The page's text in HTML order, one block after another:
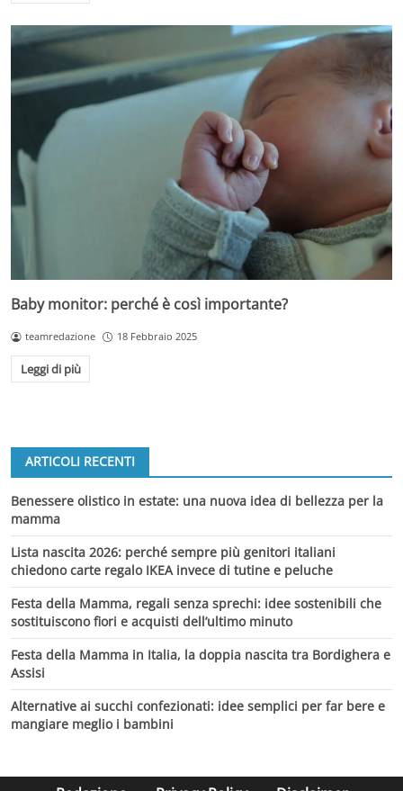
Baby monitor: perché è così importante?
teamredazione 18 Febbraio 2025
Leggi di più
ARTICOLI RECENTI
Benessere olistico in estate: una nuova idea di bellezza per la
mamma
Lista nascita 2026: perché sempre più genitori italiani
chiedono carte regalo IKEA invece di tutine e peluche
Festa della Mamma, regali senza sprechi: idee sostenibili che
sostituiscono fiori e acquisti dell’ultimo minuto
Festa della Mamma in Italia, la doppia nascita tra Bordighera e
Assisi
Alternative ai succhi confezionati: idee semplici per far bere e
mangiare meglio i bambini